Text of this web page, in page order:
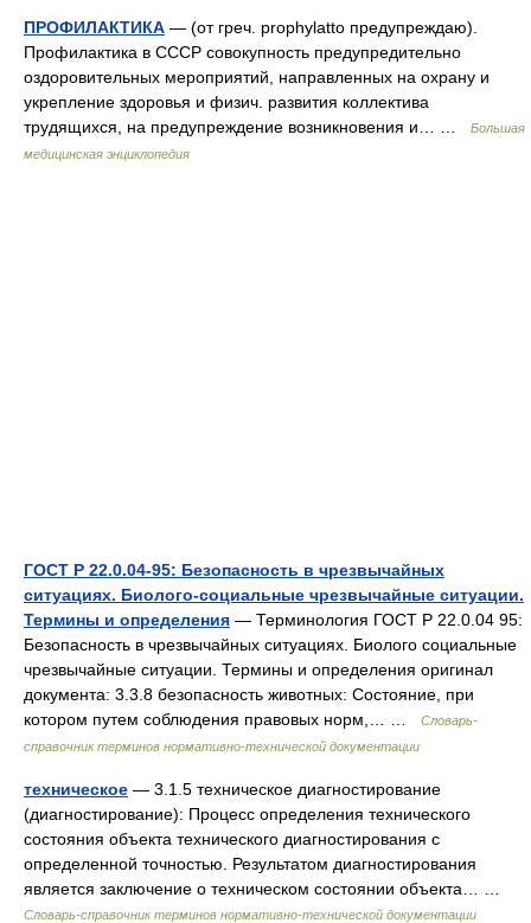
ПРОФИЛАКТИКА — (от греч. prophylatto предупреждаю).
Профилактика в СССР совокупность предупредительно
оздоровительных мероприятий, направленных на охрану и
укрепление здоровья и физич. развития коллектива
трудящихся, на предупреждение возникновения и… …
Большая
медицинская энциклопедия
ГОСТ Р 22.0.04-95: Безопасность в чрезвычайных
ситуациях. Биолого-социальные чрезвычайные ситуации.
Термины и определения — Терминология ГОСТ Р 22.0.04 95:
Безопасность в чрезвычайных ситуациях. Биолого социальные
чрезвычайные ситуации. Термины и определения оригинал
документа: 3.3.8 безопасность животных: Состояние, при
котором путем соблюдения правовых норм,… …
Словарь-
справочник терминов нормативно-технической документации
техническое — 3.1.5 техническое диагностирование
(диагностирование): Процесс определения технического
состояния объекта технического диагностирования с
определенной точностью. Результатом диагностирования
является заключение о техническом состоянии объекта… …
Словарь-справочник терминов нормативно-технической документации